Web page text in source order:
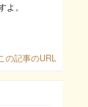
。
の記事のURL